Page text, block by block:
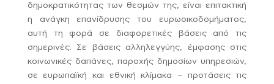
δημοκρατικότητας των θεσμών της, είναι επιτακτική
η ανάγκη επανίδρυσης του ευρωοικοδομήματος,
αυτή τη φορά σε διαφορετικές βάσεις από τις
σημερινές. Σε βάσεις αλληλεγγύης, έμφασης στις
κοινωνικές δαπάνες, παροχής δημοσίων υπηρεσιών,
σε ευρωπαϊκή και εθνική κλίμακα – προτάσεις τις